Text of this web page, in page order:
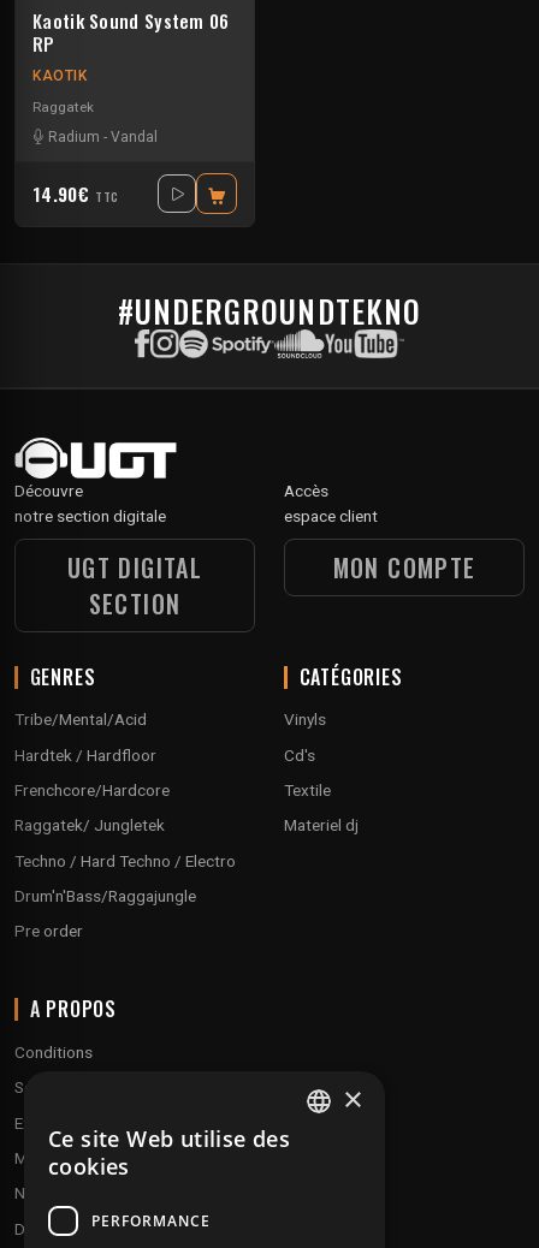
Kaotik Sound System 06
RP
KAOTIK
Raggatek
Radium - Vandal
14.90€ TTC
#UNDERGROUNDTEKNO
Découvre
notre section digitale
UGT DIGITAL
SECTION
Accès
espace client
MON COMPTE
GENRES
Tribe/Mental/Acid
Hardtek / Hardfloor
Frenchcore/Hardcore
Raggatek/ Jungletek
Techno / Hard Techno / Electro
Drum'n'Bass/Raggajungle
Pre order
CATÉGORIES
Vinyls
Cd's
Textile
Materiel dj
A PROPOS
Conditions
Service client
Expédition & retours
Modes de paiement
Notre programme de fidélité
Disques cadeaux
×
Ce site Web utilise des
cookies
PERFORMANCE